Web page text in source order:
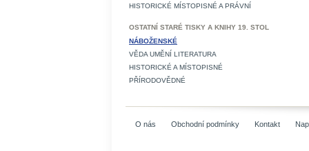
HISTORICKÉ MÍSTOPISNÉ A PRÁVNÍ
OSTATNÍ STARÉ TISKY A KNIHY 19. STOL
NÁBOŽENSKÉ
VĚDA UMĚNÍ LITERATURA
HISTORICKÉ A MÍSTOPISNÉ
PŘÍRODOVĚDNÉ
O nás Obchodní podmínky Kontakt